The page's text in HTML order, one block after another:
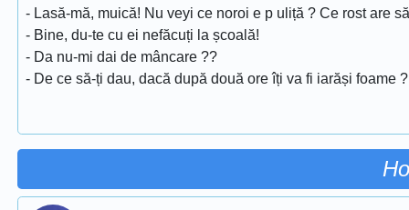
- Lasă-mă, muică! Nu veyi ce noroi e p uliță ? Ce rost are
- Bine, du-te cu ei nefăcuți la școală!
- Da nu-mi dai de mâncare ??
- De ce să-ți dau, dacă după două ore îți va fi iarăși foame ?